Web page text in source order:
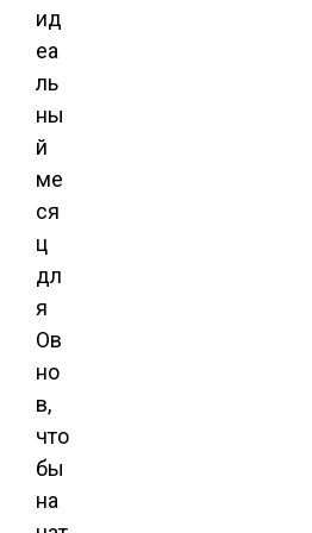
ид
еа
ль
ны
й
ме
ся
ц
дл
я
Ов
но
в,
что
бы
на